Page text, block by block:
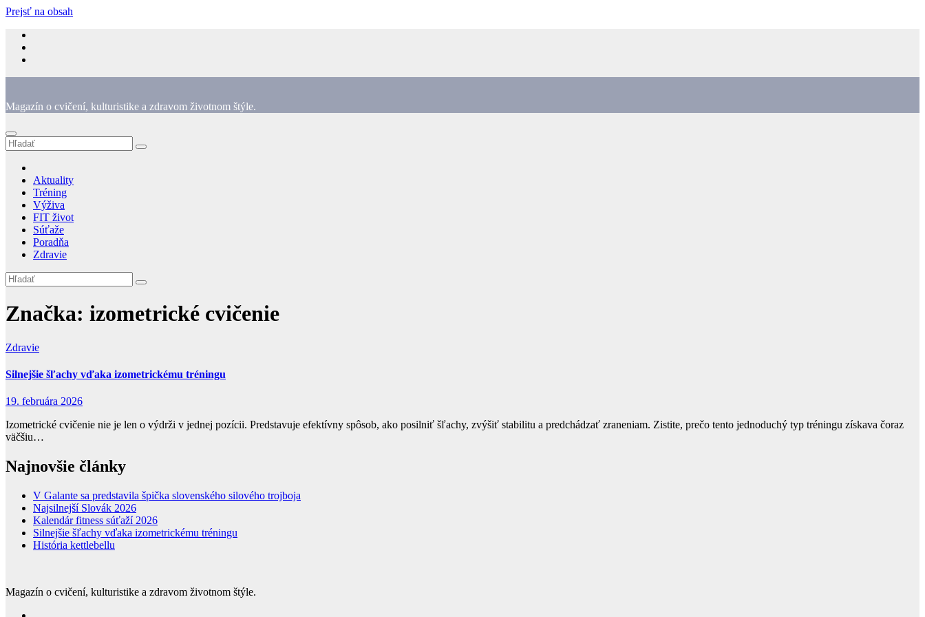
Prejsť na obsah
Magazín o cvičení, kulturistike a zdravom životnom štýle.
Aktuality
Tréning
Výživa
FIT život
Súťaže
Poradňa
Zdravie
Značka: izometrické cvičenie
Zdravie
Silnejšie šľachy vďaka izometrickému tréningu
19. februára 2026
Izometrické cvičenie nie je len o výdrži v jednej pozícii. Predstavuje efektívny spôsob, ako posilniť šľachy, zvýšiť stabilitu a predchádzať zraneniam. Zistite, prečo tento jednoduchý typ tréningu získava čoraz
väčšiu…
Najnovšie články
V Galante sa predstavila špička slovenského silového trojboja
Najsilnejší Slovák 2026
Kalendár fitness súťaží 2026
Silnejšie šľachy vďaka izometrickému tréningu
História kettlebellu
Magazín o cvičení, kulturistike a zdravom životnom štýle.